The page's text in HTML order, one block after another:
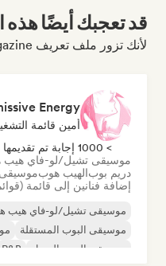
قد تعجبك أيضًا هذه
لأنك تزور ملف تعريف Pump It Up Magazine
Energy
أمين قائمة
> 1000 إجابة تم تقديمها
موسيقى تشيل/لو-فاي هيب
دريم بوبالهيب هوبموسيقى
إضافة فنانين إلى قائمة
موسيقى تشيل/لو-فاي هيب
موسيقى البوب المستقلة
موسيقى البوب السول
R&B